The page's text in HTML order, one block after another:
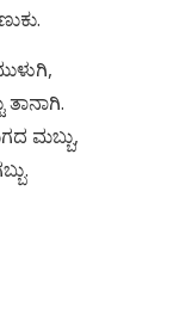
ಮಬ್ಬು,